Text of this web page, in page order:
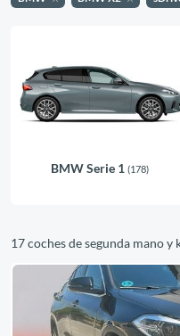
BMW Serie 1 (178)
17 coches de segunda mano y